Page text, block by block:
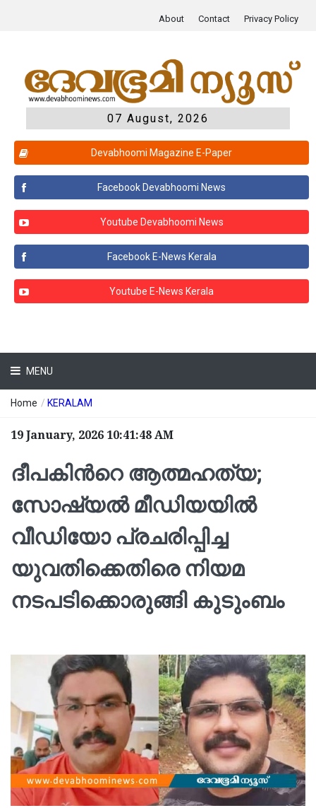
About Contact Privacy Policy
07 August, 2026
Devabhoomi Magazine E-Paper
Facebook Devabhoomi News
Youtube Devabhoomi News
Facebook E-News Kerala
Youtube E-News Kerala
MENU
Home / KERALAM
19 January, 2026 10:41:48 AM
ദീപകിന്‍റെ ആത്മ​ഹത്യ;
സോഷ്യൽ മീഡിയയിൽ
വീഡിയോ പ്രചരിപ്പിച്ച
യുവതിക്കെതിരെ നിയമ
നടപടിക്കൊരുങ്ങി കുടുംബം